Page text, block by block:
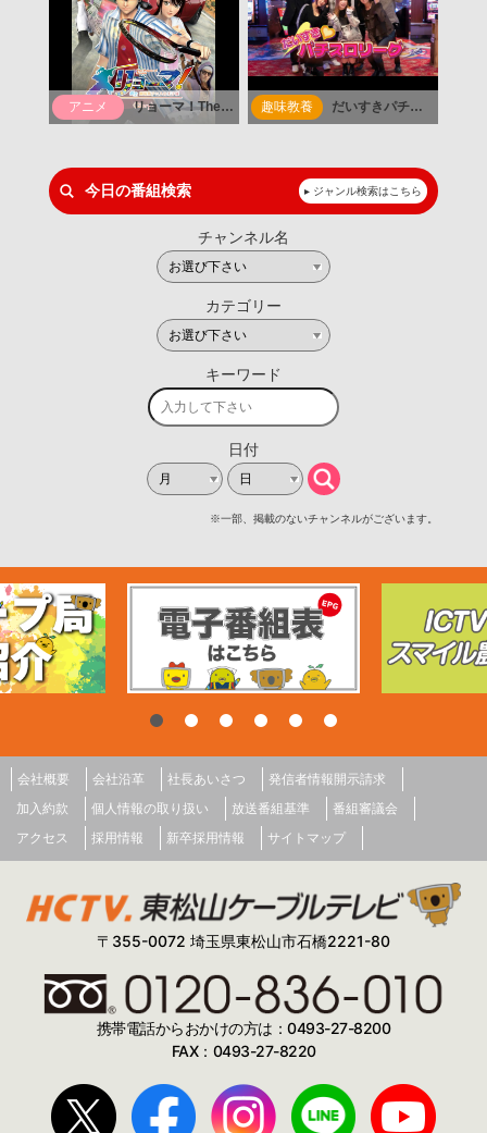
会社概要 会社沿革 社長あいさつ
発信者情報開示請求
加入約款
個人情報の取り扱い 放送番組基準
番組審議会
アクセス
採用情報 新卒採用情報 サイトマップ
〒355-0072 埼玉県東松山市石橋2221-80
携帯電話からおかけの方は：0493-27-8200
FAX：0493-27-8220